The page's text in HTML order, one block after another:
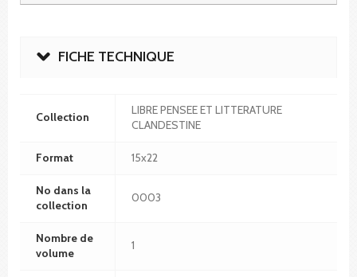
FICHE TECHNIQUE
Collection
LIBRE PENSEE ET LITTERATURE
CLANDESTINE
Format 15x22
No dans la
collection
0003
Nombre de
volume
1